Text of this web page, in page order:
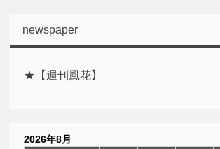
newspaper
★【週刊風花】
2026年8月